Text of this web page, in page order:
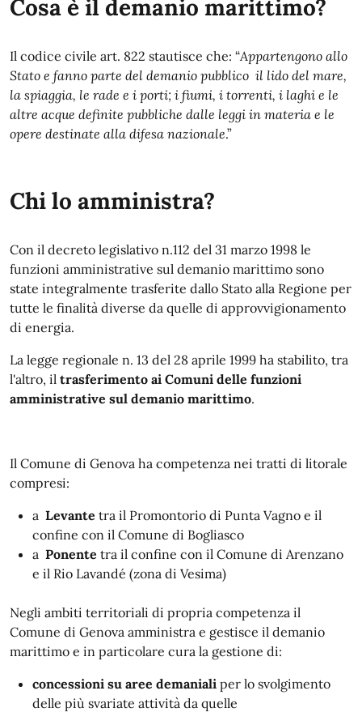
Cosa è il demanio marittimo?
Il codice civile art. 822 stautisce che: “Appartengono allo
Stato e fanno parte del demanio pubblico il lido del mare,
la spiaggia, le rade e i porti; i fiumi, i torrenti, i laghi e le
altre acque definite pubbliche dalle leggi in materia e le
opere destinate alla difesa nazionale.”
Chi lo amministra?
Con il decreto legislativo n.112 del 31 marzo 1998 le
funzioni amministrative sul demanio marittimo sono
state integralmente trasferite dallo Stato alla Regione per
tutte le finalità diverse da quelle di approvvigionamento
di energia.
La legge regionale n. 13 del 28 aprile 1999 ha stabilito, tra
l'altro, il trasferimento ai Comuni delle funzioni
amministrative sul demanio marittimo.
Il Comune di Genova ha competenza nei tratti di litorale
compresi:
a Levante tra il Promontorio di Punta Vagno e il
confine con il Comune di Bogliasco
a Ponente tra il confine con il Comune di Arenzano
e il Rio Lavandé (zona di Vesima)
Negli ambiti territoriali di propria competenza il
Comune di Genova amministra e gestisce il demanio
marittimo e in particolare cura la gestione di:
concessioni su aree demaniali per lo svolgimento
delle più svariate attività da quelle